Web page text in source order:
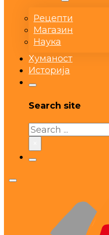
Рецепти
Магазин
Наука
Хуманост
Историја
Search site
Search